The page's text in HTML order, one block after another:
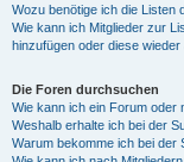
Wozu benötige ich die Listen
Wie kann ich Mitglieder zur
hinzufügen oder diese
Die Foren durchsuchen
Wie kann ich ein Forum
Weshalb erhalte ich bei der
Warum bekomme ich bei der